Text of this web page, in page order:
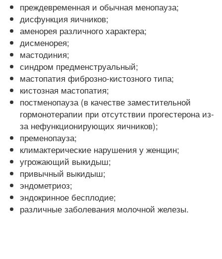
преждевременная и обычная менопауза;
дисфункция яичников;
аменорея различного характера;
дисменорея;
мастодиния;
синдром предменструальный;
мастопатия фиброзно-кистозного типа;
кистозная мастопатия;
постменопауза (в качестве заместительной
гормонотерапии при отсутствии прогестерона из-
за нефункционирующих яичников);
пременопауза;
климактерические нарушения у женщин;
угрожающий выкидыш;
привычный выкидыш;
эндометриоз;
эндокринное бесплодие;
различные заболевания молочной железы.